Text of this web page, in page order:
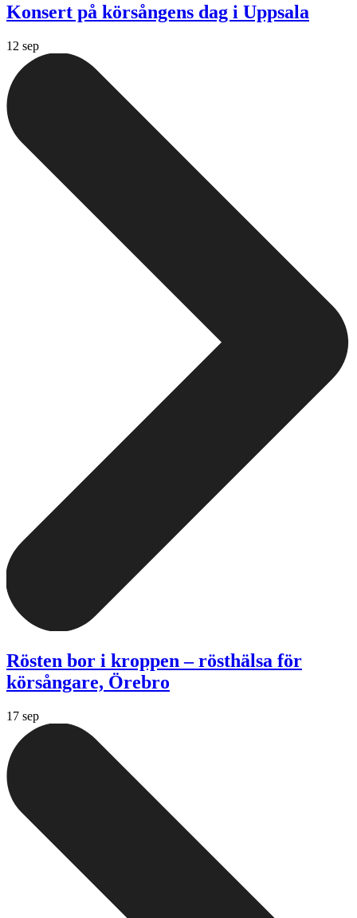
Konsert på körsångens dag i Uppsala
12 sep
Rösten bor i kroppen – rösthälsa för
körsångare, Örebro
17 sep